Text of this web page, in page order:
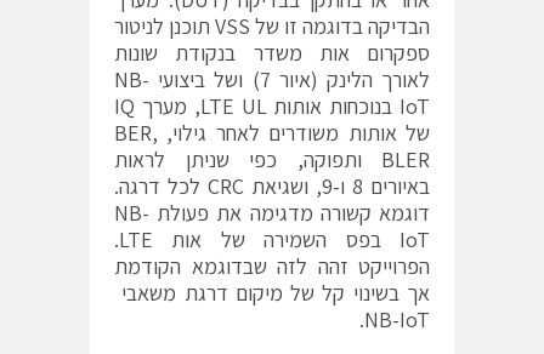
הבדיקה בדוגמה זו של VSS תוכנן לניטור
ספקרום אות משדר בנקודת שונות
לאורך הלינק (איור 7) ושל ביצועי NB-
IoT בנוכחות אותות LTE UL, מערך IQ
של אותות משודרים לאחר גילוי, BER,
BLER ותפוקה, כפי שניתן לראות
באיורים 8 ו-9, ושגיאת CRC לכל דרגה.
דוגמא קשורה מדגימה את פעולת NB-
IoT בפס השמירה של אות LTE.
הפרוייקט זהה לזה שבדוגמא הקודמת
אך בשינוי קל של מיקום דרגת משאבי
NB-IoT.